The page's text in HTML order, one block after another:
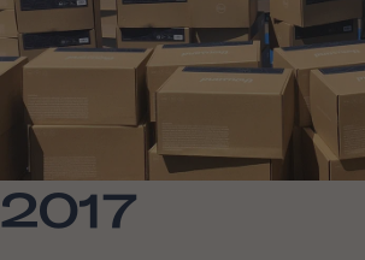
2017